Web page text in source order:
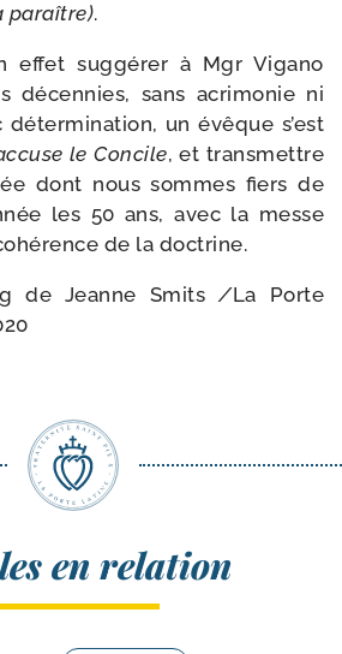
paraître).
effet sug­gé­rer à Mgr Vigano
décen­nies, sans acri­mo­nie ni
un évêque s’est
le Concile, et trans­mettre
dont nous sommes fiers de
les 50 ans, avec la messe
de la doctrine.
de Jeanne Smits /​La Porte
en relation